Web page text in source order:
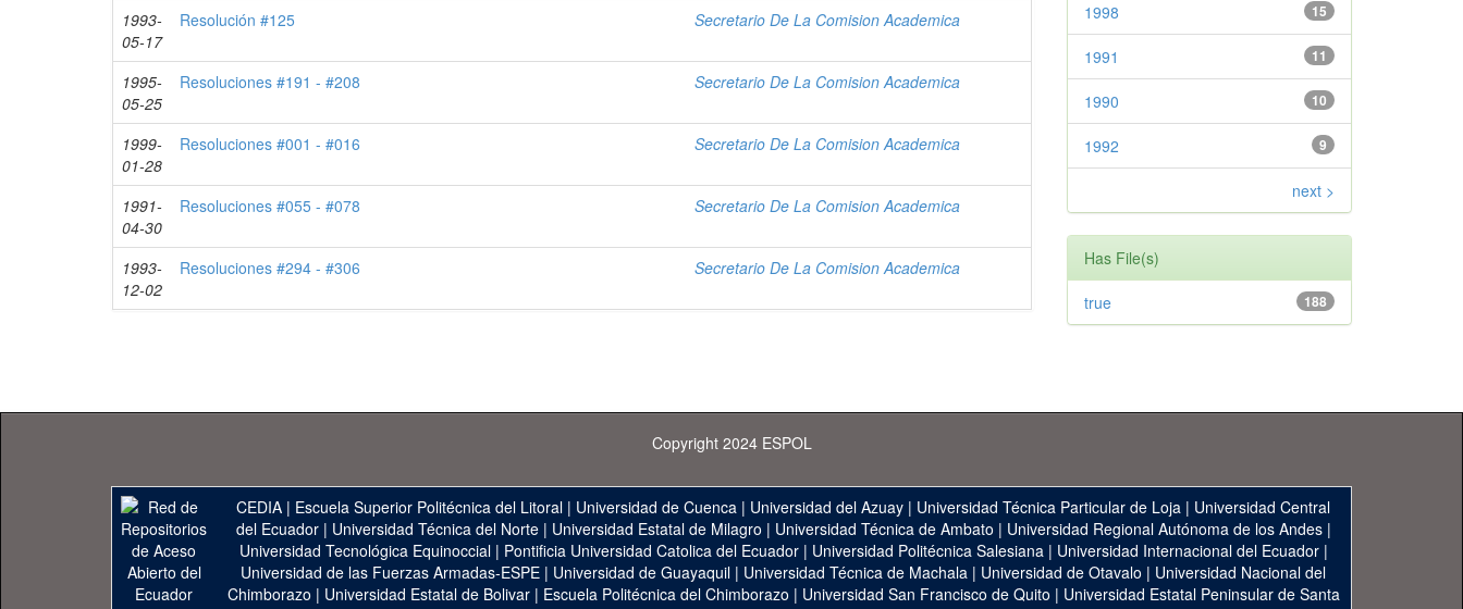
1993-
05-17
Resolución #125 Secretario De La Comision Academica
1995-
05-25
Resoluciones #191 - #208 Secretario De La Comision Academica
1999-
01-28
Resoluciones #001 - #016 Secretario De La Comision Academica
1991-
04-30
Resoluciones #055 - #078 Secretario De La Comision Academica
1993-
12-02
Resoluciones #294 - #306 Secretario De La Comision Academica
15
1998
11
1991
10
1990
9
1992
next >
Has File(s)
188
true
Copyright 2024 ESPOL
CEDIA | Escuela Superior Politécnica del Litoral | Universidad de Cuenca | Universidad del Azuay | Universidad Técnica Particular de Loja | Universidad Central
del Ecuador| Universidad Técnica del Norte| Universidad Estatal de Milagro | Universidad Técnica de Ambato | Universidad Regional Autónoma de los Andes|
Universidad Tecnológica Equinoccial| Pontificia Universidad Catolica del Ecuador| Universidad Politécnica Salesiana| Universidad Internacional del Ecuador|
Universidad de las Fuerzas Armadas-ESPE | Universidad de Guayaquil | Universidad Técnica de Machala | Universidad de Otavalo | Universidad Nacional del
Chimborazo | Universidad Estatal de Bolivar| Escuela Politécnica del Chimborazo | Universidad San Francisco de Quito | Universidad Estatal Peninsular de Santa